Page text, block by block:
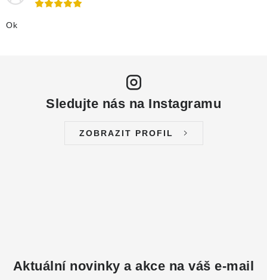
Ok
Sledujte nás na Instagramu
ZOBRAZIT PROFIL
Aktuální novinky a akce na váš e-mail